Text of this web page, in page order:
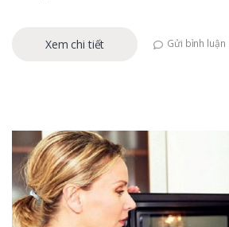
Xem chi tiết Gửi bình luận